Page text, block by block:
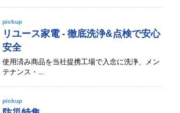
pickup
リユース家電 - 徹底洗浄&点検で安心
安全
使用済み商品を当社提携工場で入念に洗浄、メン
テナンス・...
pickup